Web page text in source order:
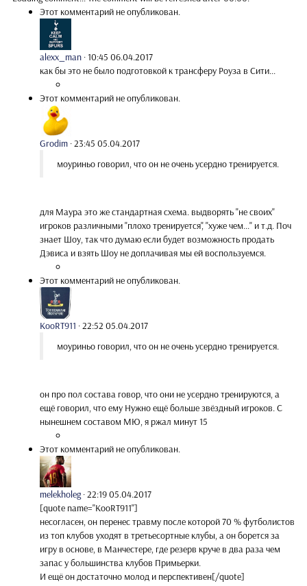
Этот комментарий не опубликован.
alexx_man ·10:45 06.04.2017
как бы это не было подготовкой к трансферу Роуза в Сити...
Этот комментарий не опубликован.
Grodim ·23:45 05.04.2017
моуриньо говорил, что он не очень усердно тренируется.
для Маура это же стандартная схема. выдворять "не своих"
игроков различными "плохо тренируется", "хуже чем..." и т.д. Поч
знает Шоу, так что думаю если будет возможность продать
Дэвиса и взять Шоу не доплачивая мы ей воспользуемся.
Этот комментарий не опубликован.
KooRT911 ·22:52 05.04.2017
моуриньо говорил, что он не очень усердно тренируется.
он про пол состава говор, что они не усердно тренируются, а
ещё говорил, что ему Нужно ещё больше звёздный игроков. С
нынешнем составом МЮ, я ржал минут 15
Этот комментарий не опубликован.
melekholeg ·22:19 05.04.2017
[quote name="KooRT911"]
несогласен, он перенес травму после которой 70 % футболистов
из топ клубов уходят в третьесортные клубы, а он борется за
игру в основе, в Манчестере, где резерв круче в два раза чем
запас у большинства клубов Примьерки.
И ещё он достаточно молод и перспективен[/quote]